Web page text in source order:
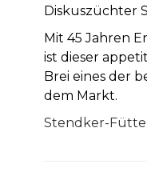
Diskuszüchter
Mit 45 Jahren
ist dieser
Brei eines der
dem Markt.
Stendker-